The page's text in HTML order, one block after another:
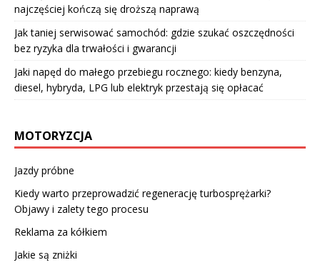
najczęściej kończą się droższą naprawą
Jak taniej serwisować samochód: gdzie szukać oszczędności
bez ryzyka dla trwałości i gwarancji
Jaki napęd do małego przebiegu rocznego: kiedy benzyna,
diesel, hybryda, LPG lub elektryk przestają się opłacać
MOTORYZCJA
Jazdy próbne
Kiedy warto przeprowadzić regenerację turbosprężarki?
Objawy i zalety tego procesu
Reklama za kółkiem
Jakie są zniżki